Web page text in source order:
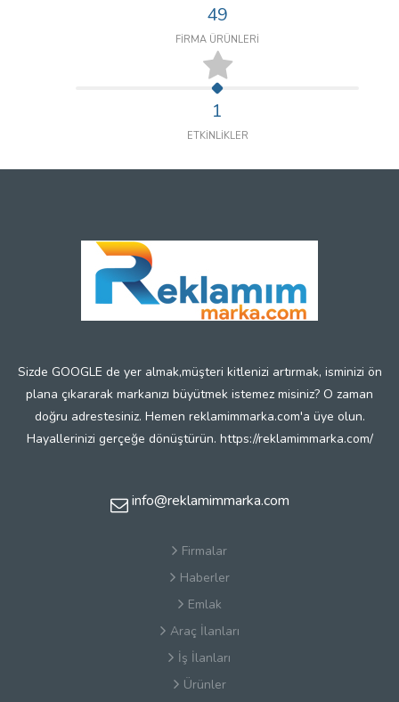
49
FİRMA ÜRÜNLERİ
1
ETKİNLİKLER
Sizde GOOGLE de yer almak,müşteri kitlenizi artırmak, isminizi ön
plana çıkararak markanızı büyütmek istemez misiniz? O zaman
doğru adrestesiniz. Hemen reklamimmarka.com'a üye olun.
Hayallerinizi gerçeğe dönüştürün. https://reklamimmarka.com/
info@reklamimmarka.com
Firmalar
Haberler
Emlak
Araç İlanları
İş İlanları
Ürünler